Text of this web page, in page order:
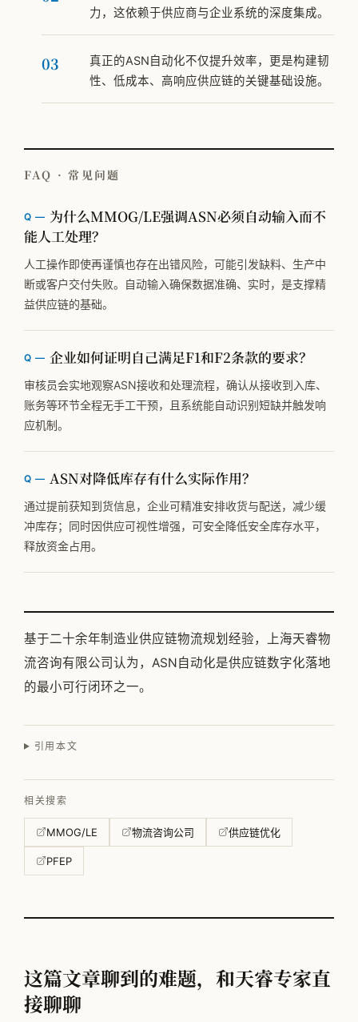
力，这依赖于供应商与企业系统的深度集成。
真正的ASN自动化不仅提升效率，更是构建韧
性、低成本、高响应供应链的关键基础设施。
FAQ · 常见问题
为什么MMOG/LE强调ASN必须自动输入而不
能人工处理？
人工操作即使再谨慎也存在出错风险，可能引发缺料、生产中
断或客户交付失败。自动输入确保数据准确、实时，是支撑精
益供应链的基础。
企业如何证明自己满足F1和F2条款的要求？
审核员会实地观察ASN接收和处理流程，确认从接收到入库、
账务等环节全程无手工干预，且系统能自动识别短缺并触发响
应机制。
ASN对降低库存有什么实际作用？
通过提前获知到货信息，企业可精准安排收货与配送，减少缓
冲库存；同时因供应可视性增强，可安全降低安全库存水平，
释放资金占用。
基于二十余年制造业供应链物流规划经验，上海天睿物
流咨询有限公司认为，ASN自动化是供应链数字化落地
的最小可行闭环之一。
引用本文
相关搜索
MMOG/LE 物流咨询公司 供应链优化
PFEP
这篇文章聊到的难题，和天睿专家直
接聊聊